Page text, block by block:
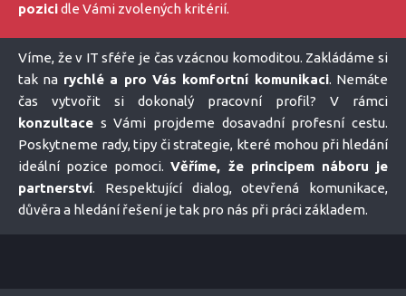
pozicidle Vámi zvolených kritérií.
Víme, že v IT sféře je čas vzácnou komoditou. Zakládáme si
tak na rychlé a pro Vás komfortní komunikaci. Nemáte
čas vytvořit si dokonalý pracovní profil? V rámci
konzultace s Vámi projdeme dosavadní profesní cestu.
Poskytneme rady, tipy či strategie, které mohou při hledání
ideální pozice pomoci.Věříme, že principem náboru je
partnerství. Respektující dialog, otevřená komunikace,
důvěra a hledání řešení je tak pro nás při práci základem.